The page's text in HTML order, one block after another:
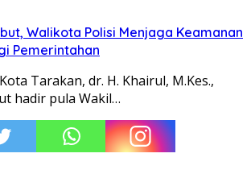
Walikota Polisi Menjaga Keamanan
Pemerintahan
Tarakan, dr. H. Khairul, M.Kes.,
hadir pula Wakil…